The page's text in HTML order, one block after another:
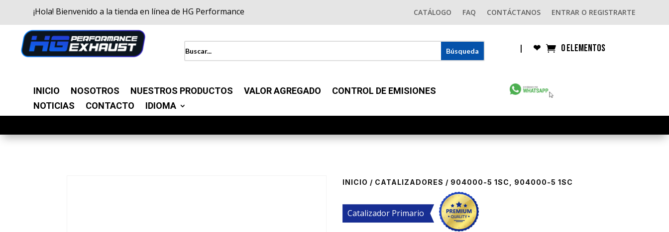
¡Hola! Bienvenido a la tienda en línea de HG Performance CATÁLOGO FAQ CONTÁCTANOS ENTRAR O REGISTRARTE
| ❤︎ 0 elementos
INICIO NOSOTROS NUESTROS PRODUCTOS VALOR AGREGADO
CONTROL DE EMISIONES
NOTICIAS
CONTACTO IDIOMA
INICIO / CATALIZADORES / 904000-5 1SC, 904000-5 1SC
Catalizador Primario